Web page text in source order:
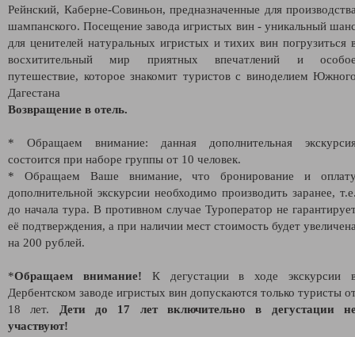
Рейнский, Каберне-Совиньон, предназначенные для
шампанского. Посещение завода игристых вин - уникальный
для ценителей натуральных игристых и тихих вин погрузиться
восхитительный мир приятных впечатлений и
путешествие, которое знакомит туристов с виноделием
Дагестана
Возвращение в отель.
* Обращаем внимание: данная дополнительная
состоится при наборе группы от 10 человек.
* Обращаем Ваше внимание, что бронирование и
дополнительной экскурсии необходимо производить заранее,
до начала тура. В противном случае Туроператор не
её подтверждения, а при наличии мест стоимость будет
на 200 рублей.
*Обращаем внимание! К дегустации в ходе экскурсии
Дербентском заводе игристых вин допускаются только туристы
18 лет.
Дети до 17 лет включительно в дегустации
участвуют!